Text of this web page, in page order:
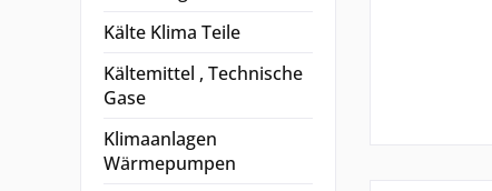
Kälte Klima Teile
Kältemittel , Technische
Gase
Klimaanlagen
Wärmepumpen